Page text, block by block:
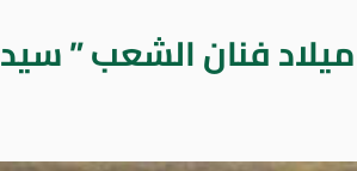
ميلاد فنان الشعب ” سيد